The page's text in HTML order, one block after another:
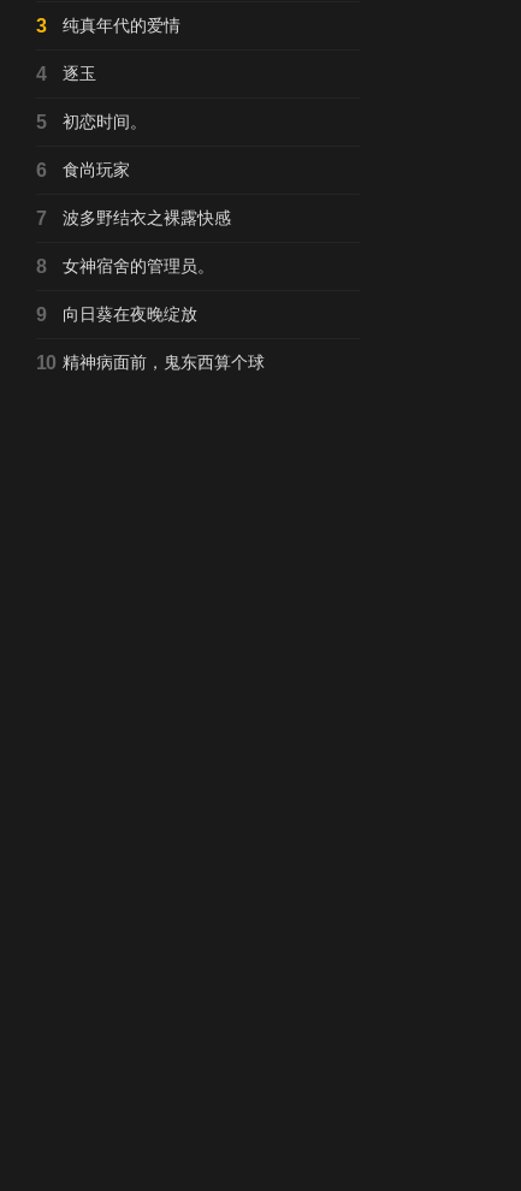
3 纯真年代的爱情
4 逐玉
5 初恋时间。
6 食尚玩家
7 波多野结衣之裸露快感
8 女神宿舍的管理员。
9 向日葵在夜晚绽放
10 精神病面前，鬼东西算个球